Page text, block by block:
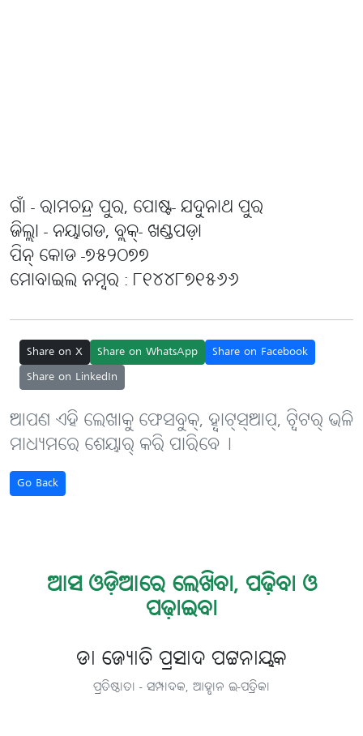
ଗାଁ - ରାମଚନ୍ଦ୍ର ପୁର, ପୋଷ୍ଟ- ଯଦୁନାଥ ପୁର
ଜିଲ୍ଲା - ନୟାଗଡ, ବ୍ଲକ୍- ଖଣ୍ଡପଡ଼ା
ପିନ୍ କୋଡ -୭୫୨୦୭୭
ମୋବାଇଲ ନମ୍ବର : ୮୧୪୪୮୭୧୫୬୬
Share on X Share on WhatsApp
Share on Facebook
Share on LinkedIn
ଆପଣ ଏହି ଲେଖାକୁ ଫେସବୁକ୍, ହ୍ବାଟ୍‌ସ୍‌ଆପ୍, ଟ୍ବିଟର୍ ଭଳି
ମାଧ୍ୟମରେ ଶେୟାର୍ କରି ପାରିବେ୤
Go Back
ଆସ ଓଡ଼ିଆରେ ଲେଖିବା, ପଢ଼ିବା ଓ
ପଢ଼ାଇବା
ଡା ଜ୍ୟୋତି ପ୍ରସାଦ ପଟ୍ଟନାୟକ
ପ୍ରତିଷ୍ଠାତା - ସମ୍ପାଦକ, ଆହ୍ବାନ ଇ-ପତ୍ରିକା